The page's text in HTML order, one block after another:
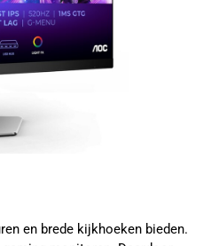
en brede kijkhoeken bieden.